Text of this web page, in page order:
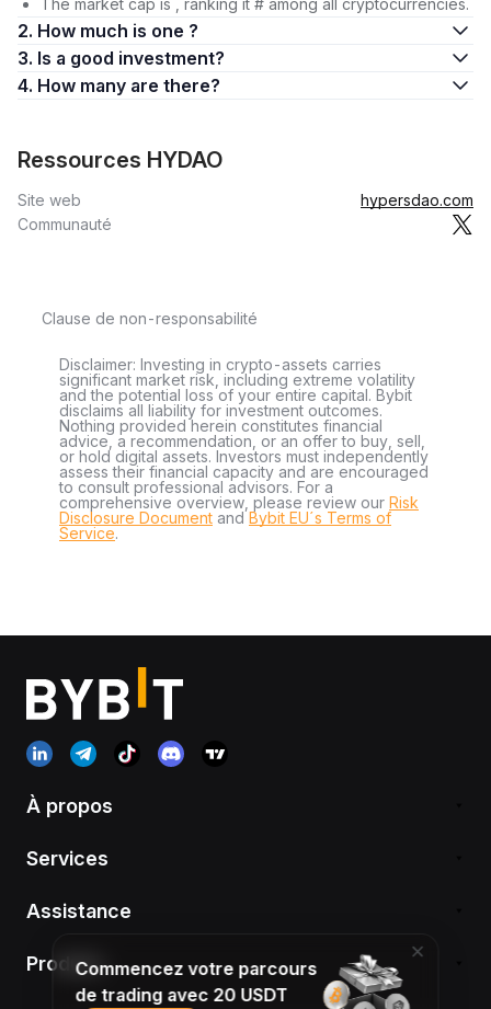
The market cap is , ranking it # among all cryptocurrencies.
2. How much is one ?
3. Is a good investment?
4. How many are there?
Ressources HYDAO
Site web
hypersdao.com
Communauté
Clause de non-responsabilité
Disclaimer: Investing in crypto-assets carries
significant market risk, including extreme volatility
and the potential loss of your entire capital. Bybit
disclaims all liability for investment outcomes.
Nothing provided herein constitutes financial
advice, a recommendation, or an offer to buy, sell,
or hold digital assets. Investors must independently
assess their financial capacity and are encouraged
to consult professional advisors. For a
comprehensive overview, please review our Risk
Disclosure Document andBybit EU´s Terms of
Service.
À propos
Services
Assistance
ProduitsCommencez votre parcours
de trading avec 20 USDT